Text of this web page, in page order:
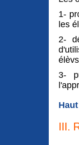
1-
les
2-
élèvs
3-
III.